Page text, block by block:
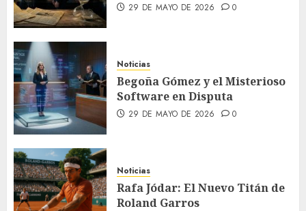
29 DE MAYO DE 2026 0
Noticias
Begoña Gómez y el Misterioso
Software en Disputa
29 DE MAYO DE 2026 0
Noticias
Rafa Jódar: El Nuevo Titán de
Roland Garros